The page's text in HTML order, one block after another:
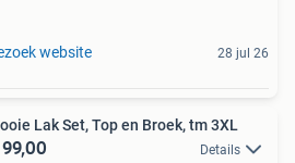
website 28 jul 26
Lak Set, Top en Broek, tm 3XL
Details